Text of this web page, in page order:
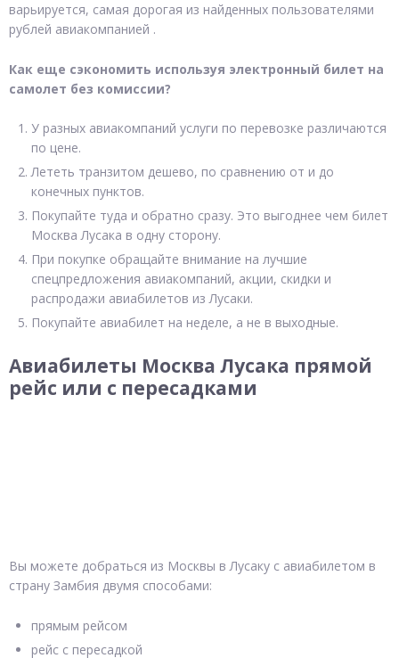
варьируется, самая дорогая из найденных пользователями
рублей авиакомпанией .
Как еще сэкономить используя электронный билет на
самолет без комиссии?
У разных авиакомпаний услуги по перевозке различаются
по цене.
Лететь транзитом дешево, по сравнению от и до
конечных пунктов.
Покупайте туда и обратно сразу. Это выгоднее чем билет
Москва Лусака в одну сторону.
При покупке обращайте внимание на лучшие
спецпредложения авиакомпаний, акции, скидки и
распродажи авиабилетов из Лусаки.
Покупайте авиабилет на неделе, а не в выходные.
Авиабилеты Москва Лусака прямой
рейс или с пересадками
Вы можете добраться из Москвы в Лусаку с авиабилетом в
страну Замбия двумя способами:
прямым рейсом
рейс с пересадкой